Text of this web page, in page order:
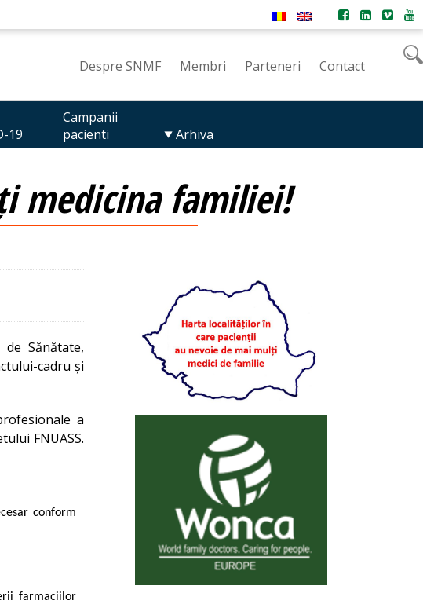
Despre SNMF Membri Parteneri Contact
19
Campanii
pacienti
Arhiva
medicina familiei!
Sănătate,
cadru și
a
FNUASS.
conform
farmaciilor